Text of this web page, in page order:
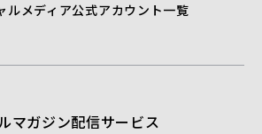
t
r
t
e
ルメディア公式アカウント一覧
マガジン配信サービス